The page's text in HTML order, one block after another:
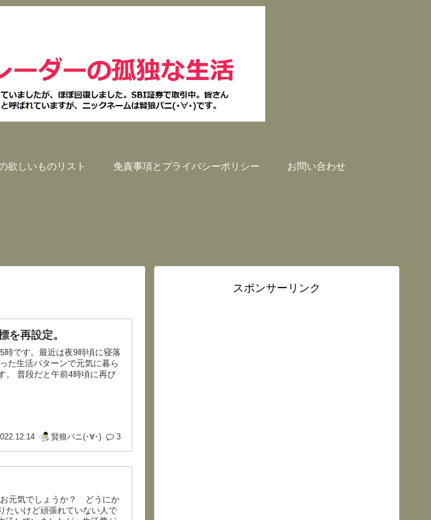
欲しいものリスト 免責事項とプライバシーポリシー お問い合わせ
を再設定。
た生活パターンで元気に暮ら
に再び
賢狼パニ(･∀･) 3
たいけど頑張れていない人で
スポンサーリンク